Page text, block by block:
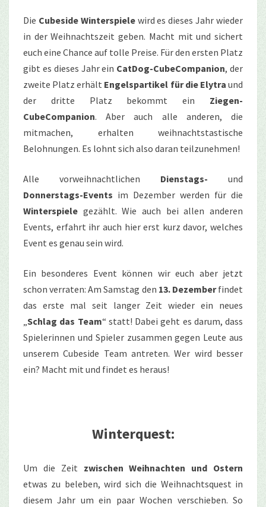
Die Cubeside Winterspielewird es dieses Jahr wieder
in der Weihnachtszeit geben. Macht mit und sichert
euch eine Chance auf tolle Preise. Für den ersten Platz
gibt es dieses Jahr ein CatDog-CubeCompanion, der
zweite Platz erhält Engelspartikel für die Elytra und
der dritte Platz bekommt ein Ziegen-
CubeCompanion.Aber auch alle anderen, die
mitmachen, erhalten weihnachtstastische
Belohnungen. Es lohnt sich also daran teilzunehmen!
Alle vorweihnachtlichen Dienstags- und
Donnerstags-Events im Dezember werden für die
Winterspiele gezählt. Wie auch bei allen anderen
Events, erfahrt ihr auch hier erst kurz davor, welches
Event es genau sein wird.
Ein besonderes Event können wir euch aber jetzt
schon verraten: Am Samstag den 13. Dezemberfindet
das erste mal seit langer Zeit wieder ein neues
„Schlag das Team“ statt! Dabei geht es darum, dass
Spielerinnen und Spieler zusammen gegen Leute aus
unserem Cubeside Team antreten. Wer wird besser
ein? Macht mit und findet es heraus!
Winterquest:
Um die Zeit zwischen Weihnachten und Ostern
etwas zu beleben, wird sich die Weihnachtsquest in
diesem Jahr um ein paar Wochen verschieben. So